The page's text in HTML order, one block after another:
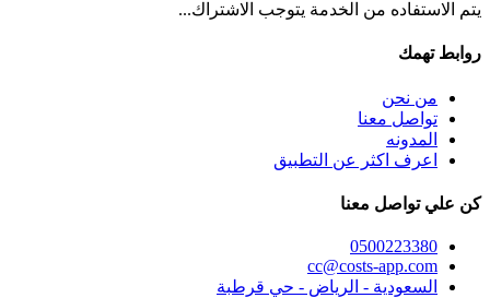
يتم الاستفاده من الخدمة يتوجب الاشتراك...
روابط تهمك
من نحن
تواصل معنا
المدونه
اعرف اكثر عن التطبيق
كن علي تواصل معنا
0500223380
cc@costs-app.com
السعودية - الرياض - حي قرطبة